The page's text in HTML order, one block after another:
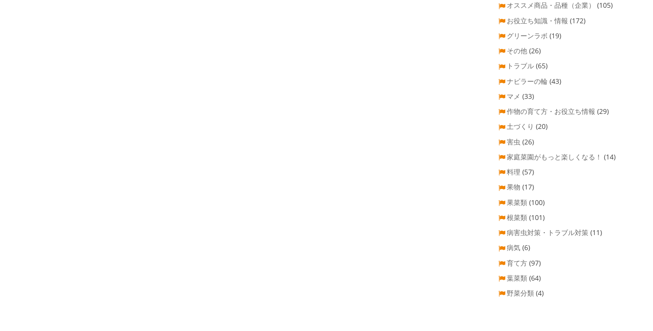
オススメ商品・品種（企業）
(105)
お役立ち知識・情報 (172)
グリーンラボ (19)
その他 (26)
トラブル (65)
ナビラーの輪 (43)
マメ (33)
作物の育て方・お役立ち情報 (29)
土づくり (20)
害虫 (26)
家庭菜園がもっと楽しくなる！ (14)
料理 (57)
果物 (17)
果菜類 (100)
根菜類 (101)
病害虫対策・トラブル対策 (11)
病気 (6)
育て方 (97)
葉菜類 (64)
野菜分類 (4)